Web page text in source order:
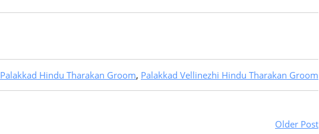
Palakkad Hindu Tharakan Groom, Palakkad Vellinezhi Hindu Tharakan Groom
Older Post